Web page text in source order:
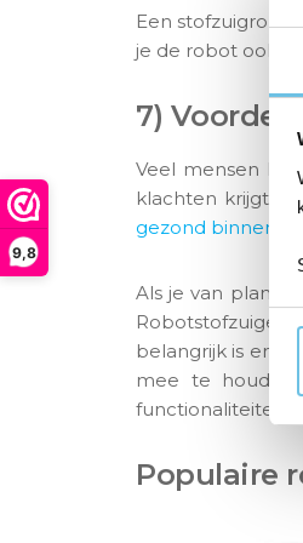
9,8
Een
je de robot ook
7)
Veel mensen
klachten krijgt.
gezond
Als je van plan
belangrijk is en
mee te houden
functionaliteiten.
Populaire